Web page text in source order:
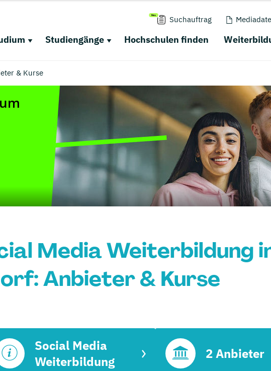
Suchauftrag
Studiengänge Hochschulen finden
& Kurse
Media Weiterbildung
Anbieter & Kurse
Social Media
Weiterbildung
2 Anbieter